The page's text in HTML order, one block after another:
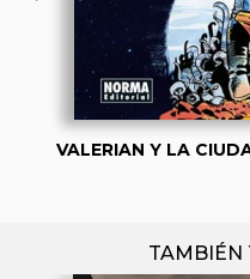
VALERIAN Y LA
TAMBIÉN